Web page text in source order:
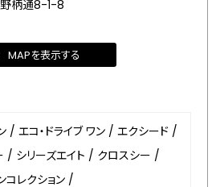
柄通8-1-8
MAPを表示する
/ エコ・ドライブ ワン / エクシード /
/ シリーズエイト / クロスシー /
コレクション /